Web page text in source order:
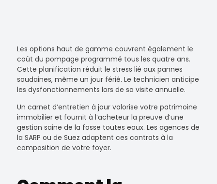
Les options haut de gamme couvrent également le
coût du pompage programmé tous les quatre ans.
Cette planification réduit le stress lié aux pannes
soudaines, même un jour férié. Le technicien anticipe
les dysfonctionnements lors de sa visite annuelle.
Un carnet d’entretien à jour valorise votre patrimoine
immobilier et fournit à l’acheteur la preuve d’une
gestion saine de la fosse toutes eaux. Les agences de
la SARP ou de Suez adaptent ces contrats à la
composition de votre foyer.